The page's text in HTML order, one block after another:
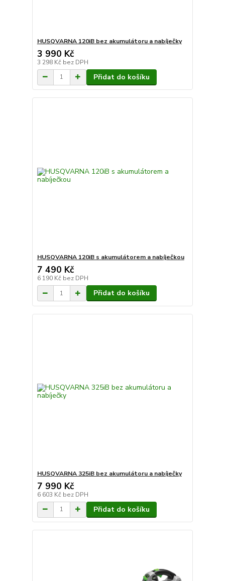
HUSQVARNA 120iB bez akumulátoru a nabíječky
3 990 Kč
3 298 Kč bez DPH
Přidat do košíku
HUSQVARNA 120iB s akumulátorem a nabíječkou
7 490 Kč
6 190 Kč bez DPH
Přidat do košíku
HUSQVARNA 325iB bez akumulátoru a nabíječky
7 990 Kč
6 603 Kč bez DPH
Přidat do košíku